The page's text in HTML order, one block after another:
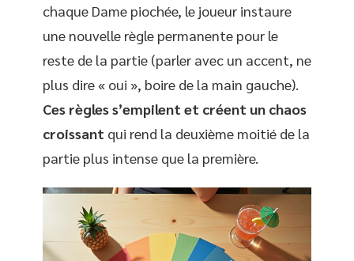
chaque Dame piochée, le joueur instaure
une nouvelle règle permanente pour le
reste de la partie (parler avec un accent, ne
plus dire « oui », boire de la main gauche).
Ces règles s’empilent et créent un chaos
croissant qui rend la deuxième moitié de la
partie plus intense que la première.